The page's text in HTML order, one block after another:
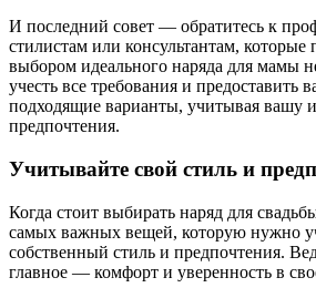
И последний совет — обратитесь к
стилистам или консультантам, которые
выбором идеального наряда для мамы
учесть все требования и предоставить
подходящие варианты, учитывая вашу
предпочтения.
Учитывайте свой стиль и
Когда стоит выбирать наряд для
самых важных вещей, которую нужно
собственный стиль и предпочтения.
главное — комфорт и уверенность в